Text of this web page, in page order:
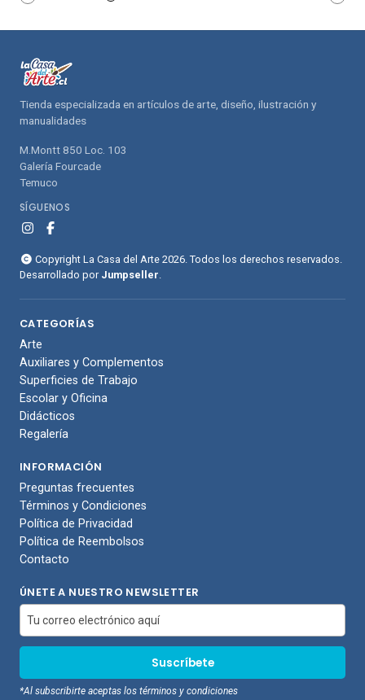
compras compras
Tienda especializada en artículos de arte, diseño, ilustración y
manualidades
M.Montt 850 Loc. 103
Galería Fourcade
Temuco
SÍGUENOS
Copyright La Casa del Arte 2026. Todos los derechos reservados.
Desarrollado por Jumpseller
CATEGORÍAS
Arte
Auxiliares y Complementos
Superficies de Trabajo
Escolar y Oficina
Didácticos
Regalería
INFORMACIÓN
Preguntas frecuentes
Términos y Condiciones
Política de Privacidad
Política de Reembolsos
Contacto
ÚNETE A NUESTRO NEWSLETTER
*Al subscribirte aceptas los términos y condiciones